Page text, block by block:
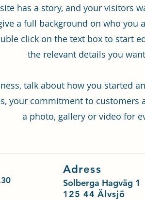
has a story, and your visitors
a full background on who you
click on the text box to start
the relevant details you
talk about how you started
your commitment to
a photo, gallery or video for
Adress
Solberga Hagväg 1
125 44 Älvsjö